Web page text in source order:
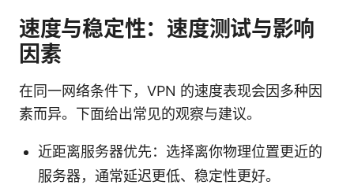
速度与稳定性：速度测试与影响
因素
在同一网络条件下，VPN 的速度表现会因多种因
素而异。下面给出常见的观察与建议。
近距离服务器优先：选择离你物理位置更近的
服务器，通常延迟更低、稳定性更好。